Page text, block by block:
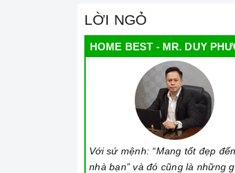
LỜI NGỎ
HOME BEST - MR. DUY
Với sứ mệnh: “Mang tốt đẹp
nhà bạn” và đó cũng là những